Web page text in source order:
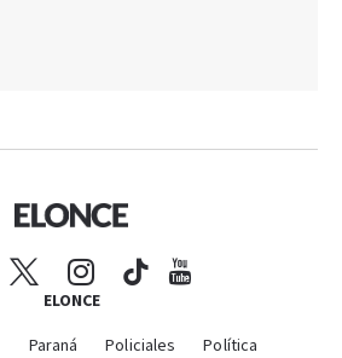
ELONCE
Paraná Policiales
Política